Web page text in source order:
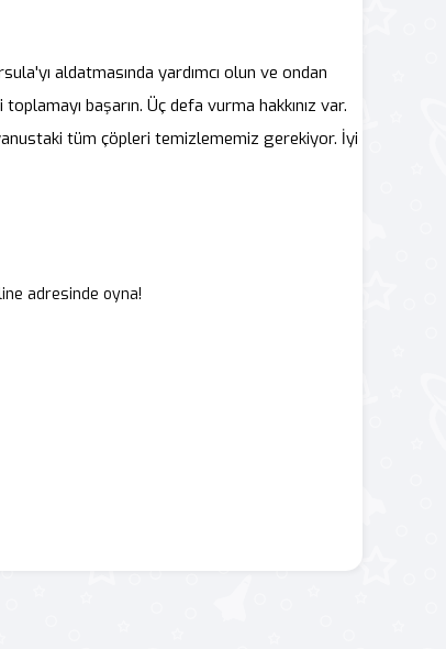
aldatmasında yardımcı olun ve ondan
başarın. Üç defa vurma hakkınız var.
tüm çöpleri temizlememiz gerekiyor. İyi
adresinde oyna!